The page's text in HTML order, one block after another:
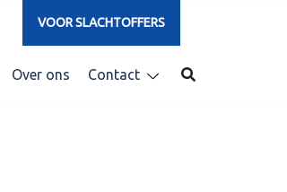
VOOR SLACHTOFFERS
Over ons Contact